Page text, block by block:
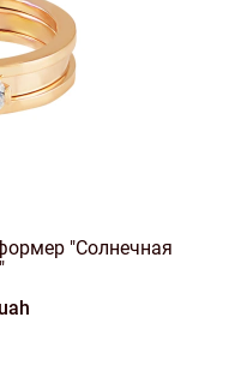
"Солнечная
uah